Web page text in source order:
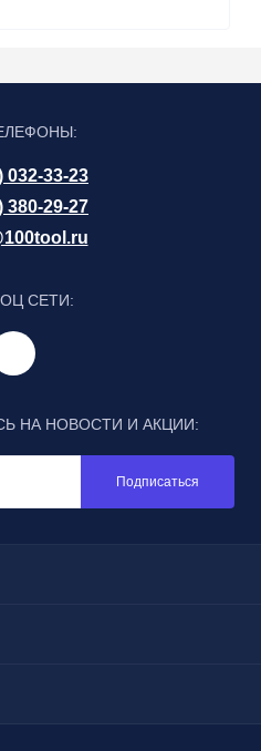
032-33-23
380-29-27
СЕТИ:
НА НОВОСТИ И АКЦИИ:
Подписаться